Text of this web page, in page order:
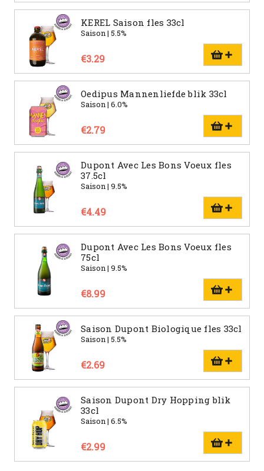
KEREL Saison fles 33cl
Saison | 5.5%
€3.29
Oedipus Mannenliefde blik 33cl
Saison | 6.0%
€2.79
Dupont Avec Les Bons Voeux fles
37.5cl
Saison | 9.5%
€4.49
Dupont Avec Les Bons Voeux fles
75cl
Saison | 9.5%
€8.99
Saison Dupont Biologique fles 33cl
Saison | 5.5%
€2.69
Saison Dupont Dry Hopping blik
33cl
Saison | 6.5%
€2.99